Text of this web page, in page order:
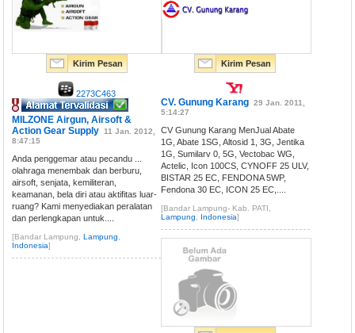
Kirim Pesan
2273C463
MILZONE Airgun, Airsoft &
Action Gear Supply 11 Jan. 2012,
8:47:15
Anda penggemar atau pecandu ...
olahraga menembak dan berburu,
airsoft, senjata, kemiliteran,
keamanan, bela diri atau aktifitas luar-
ruang? Kami menyediakan peralatan
dan perlengkapan untuk....
[Bandar Lampung,Lampung
Indonesia]
Kirim Pesan
CV. Gunung Karang 29 Jan. 2011,
5:14:27
CV Gunung Karang MenJual Abate
1G, Abate 1SG, Altosid 1, 3G, Jentika
1G, Sumilarv 0, 5G, Vectobac WG,
Actelic, Icon 100CS, CYNOFF 25 ULV,
BISTAR 25 EC, FENDONA 5WP,
Fendona 30 EC, ICON 25 EC,....
[Bandar Lampung- Kab. PATI,
Lampung
Indonesia]